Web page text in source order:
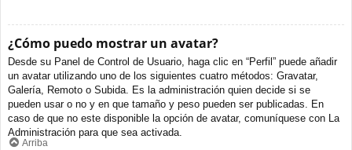
¿Cómo puedo mostrar un avatar?
Desde su Panel de Control de Usuario, haga clic en “Perfil” puede añadir
un avatar utilizando uno de los siguientes cuatro métodos: Gravatar,
Galería, Remoto o Subida. Es la administración quien decide si se
pueden usar o no y en que tamaño y peso pueden ser publicadas. En
caso de que no este disponible la opción de avatar, comuníquese con La
Administración para que sea activada.
Arriba